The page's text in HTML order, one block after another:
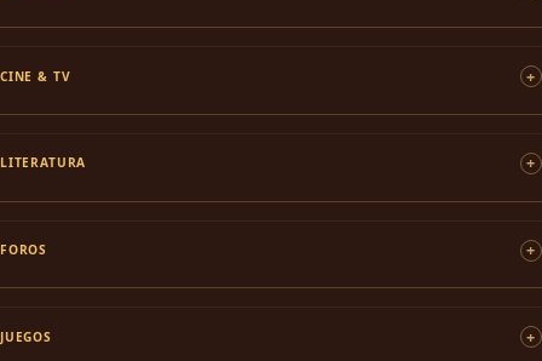
CINE & TV
LITERATURA
FOROS
JUEGOS